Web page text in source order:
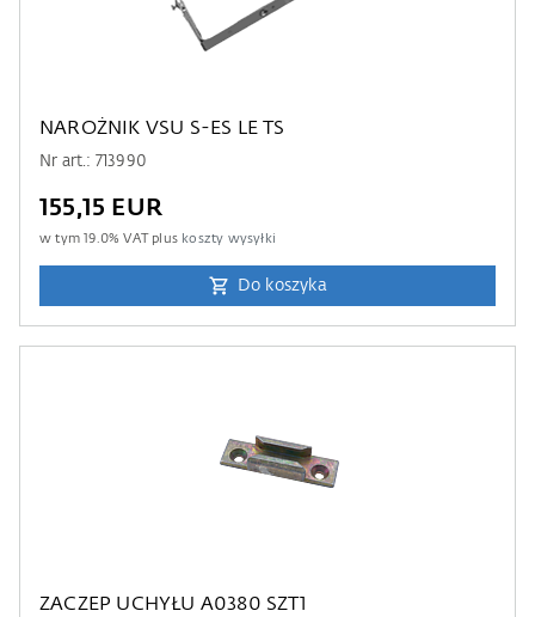
NAROŻNIK VSU S-ES LE TS
Nr art.: 713990
155,15 EUR
w tym19.0% VAT plus koszty wysyłki
Do koszyka
ZACZEP UCHYŁU A0380 SZT1